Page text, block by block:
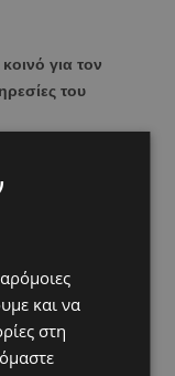
για τον
του
και να
στη